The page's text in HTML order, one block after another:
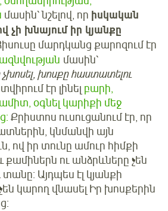
մասին՝ նշելով, որ իսկական
չի խնայում իր կյանքը
մարդկանց քարոզում էր
մասին՝
չխոսել, խոսքը հաստատելու
էր լինել բարի,
օգնել կարիքի մեջ
Քրիստոս ուսուցանում էր, որ
կնմանվի այն
ով իր տունը ամուր հիմքի
քամիներն ու անձրևները չեն
Այդպես էլ կյանքի
կարող վնասել Իր խոսքերին